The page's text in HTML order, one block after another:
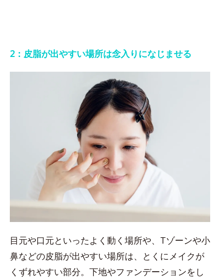
2：皮脂が出やすい場所は念入りになじませる
目元や口元といったよく動く場所や、Tゾーンや小
鼻などの皮脂が出やすい場所は、とくにメイクが
くずれやすい部分。下地やファンデーションをし